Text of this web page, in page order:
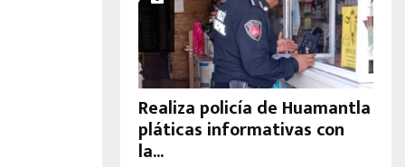
Realiza policía de Huamantla
pláticas informativas con
la...